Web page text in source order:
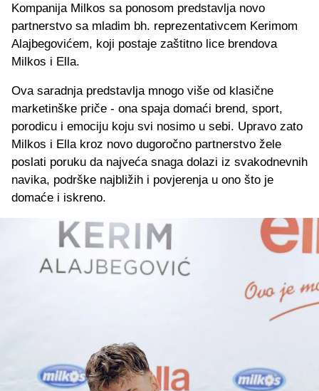
Kompanija Milkos sa ponosom predstavlja novo
partnerstvo sa mladim bh. reprezentativcem Kerimom
Alajbegovićem, koji postaje zaštitno lice brendova
Milkos i Ella.
Ova saradnja predstavlja mnogo više od klasične
marketinške priče - ona spaja domaći brend, sport,
porodicu i emociju koju svi nosimo u sebi. Upravo zato
Milkos i Ella kroz novo dugoročno partnerstvo žele
poslati poruku da najveća snaga dolazi iz svakodnevnih
navika, podrške najbližih i povjerenja u ono što je
domaće i iskreno.